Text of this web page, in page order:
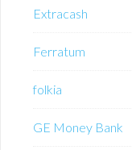
Extracash
Ferratum
folkia
GE Money Bank